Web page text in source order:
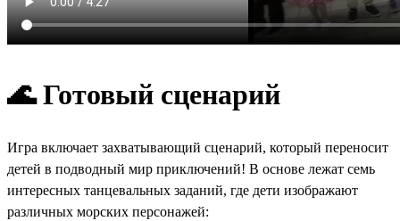
🌊 Готовый сценарий
Игра включает захватывающий сценарий, который переносит
детей в подводный мир приключений! В основе лежат семь
интересных танцевальных заданий, где дети изображают
различных морских персонажей: